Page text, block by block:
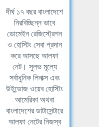
দীর্ঘ ১৭ বছর বাংলাদেশে
নিরবিচ্ছিন্ন ভাবে
ডোমেইন রেজিস্ট্রেশন
ও হোস্টিং সেবা প্রদান
করে আসছে আলফা
নেট। সুলভ মূল্যে
সর্বাধুনিক লিনাক্স এবং
উইন্ডোজ ওয়েব হোস্টিং
আমেরিকা অথবা
বাংলাদেশের ডাটাসেন্টারে
আলফা নেটের নিজস্ব